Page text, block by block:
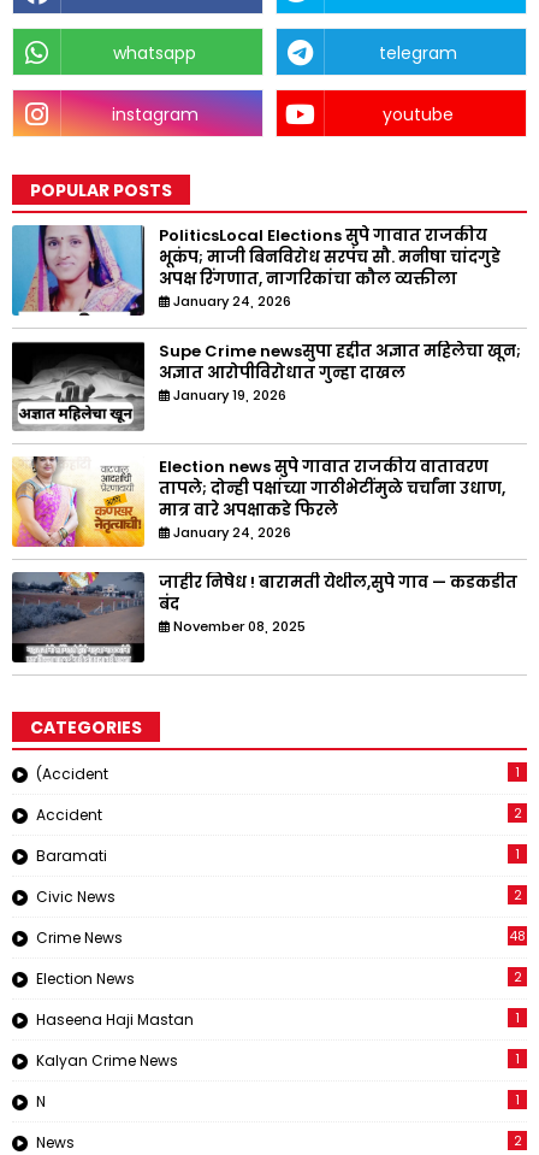
whatsapp telegram
instagram youtube
POPULAR POSTS
PoliticsLocal Elections सुपे गावात राजकीय
भूकंप; माजी बिनविरोध सरपंच सौ. मनीषा चांदगुडे
अपक्ष रिंगणात, नागरिकांचा कौल व्यक्तीला
January 24, 2026
Supe Crime newsसुपा हद्दीत अज्ञात महिलेचा खून;
अज्ञात आरोपीविरोधात गुन्हा दाखल
January 19, 2026
Election news सुपे गावात राजकीय वातावरण
तापले; दोन्ही पक्षांच्या गाठीभेटींमुळे चर्चांना उधाण,
मात्र वारे अपक्षाकडे फिरले
January 24, 2026
जाहीर निषेध ! बारामती येथील,सुपे गाव — कडकडीत
बंद
November 08, 2025
CATEGORIES
(Accident 1
Accident 2
Baramati 1
Civic News 2
Crime News 48
Election News 2
Haseena Haji Mastan 1
Kalyan Crime News 1
N 1
News 2